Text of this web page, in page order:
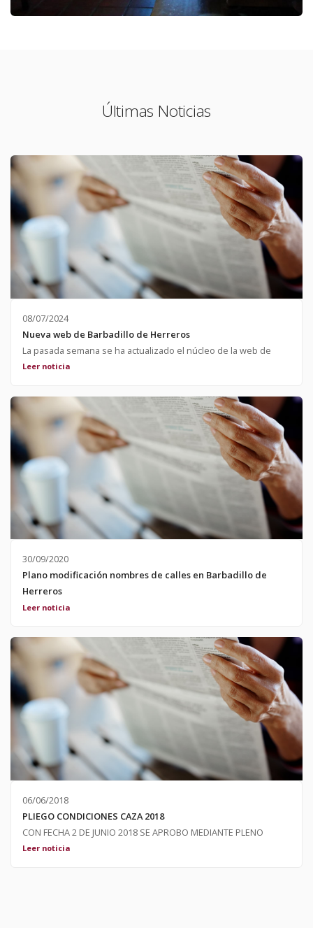
Últimas Noticias
08/07/2024
Nueva web de Barbadillo de Herreros
La pasada semana se ha actualizado el núcleo de la web de
Barbadillo mejorando su funcionamiento y seguridad.
Leer noticia
30/09/2020
Plano modificación nombres de calles en Barbadillo de
Herreros
Se adjunta plano provisional con propuestas de;;modificacion
Herreros.
Leer noticia
06/06/2018
PLIEGO CONDICIONES CAZA 2018
CON FECHA 2 DE JUNIO 2018 SE APROBO MEDIANTE PLENO
ORDINARIO EL PLIEGO DE CONDICIONES PARA LA CAZA 2018.
Leer noticia